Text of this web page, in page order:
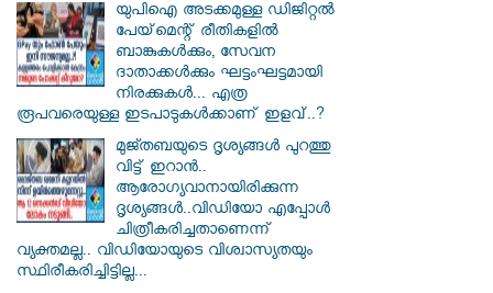
യുപിഐ അടക്കമുള്ള ഡിജിറ്റല്‍
പേയ്‌മെന്റ് രീതികളില്‍
ബാങ്കുകള്‍ക്കും, സേവന
ദാതാക്കള്‍ക്കും ഘട്ടംഘട്ടമായി
നിരക്കുകള്‍... എത്ര
രൂപവരെയുള്ള ഇടപാടുകള്‍ക്കാണ് ഇളവ്..?
മുജ്തബയുടെ ദൃശ്യങ്ങൾ പുറത്തു
വിട്ട് ഇറാൻ..
ആരോഗ്യവാനായിരിക്കുന്ന
ദൃശ്യങ്ങൾ..വിഡിയോ എപ്പോൾ
ചിത്രീകരിച്ചതാണെന്ന്
വ്യക്തമല്ല.. വിഡിയോയുടെ വിശ്വാസ്യതയും
സ്ഥിരീകരിച്ചിട്ടില്ല...